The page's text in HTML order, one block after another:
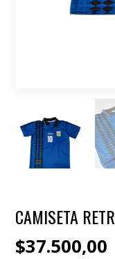
CAMISETA
$37.500,00